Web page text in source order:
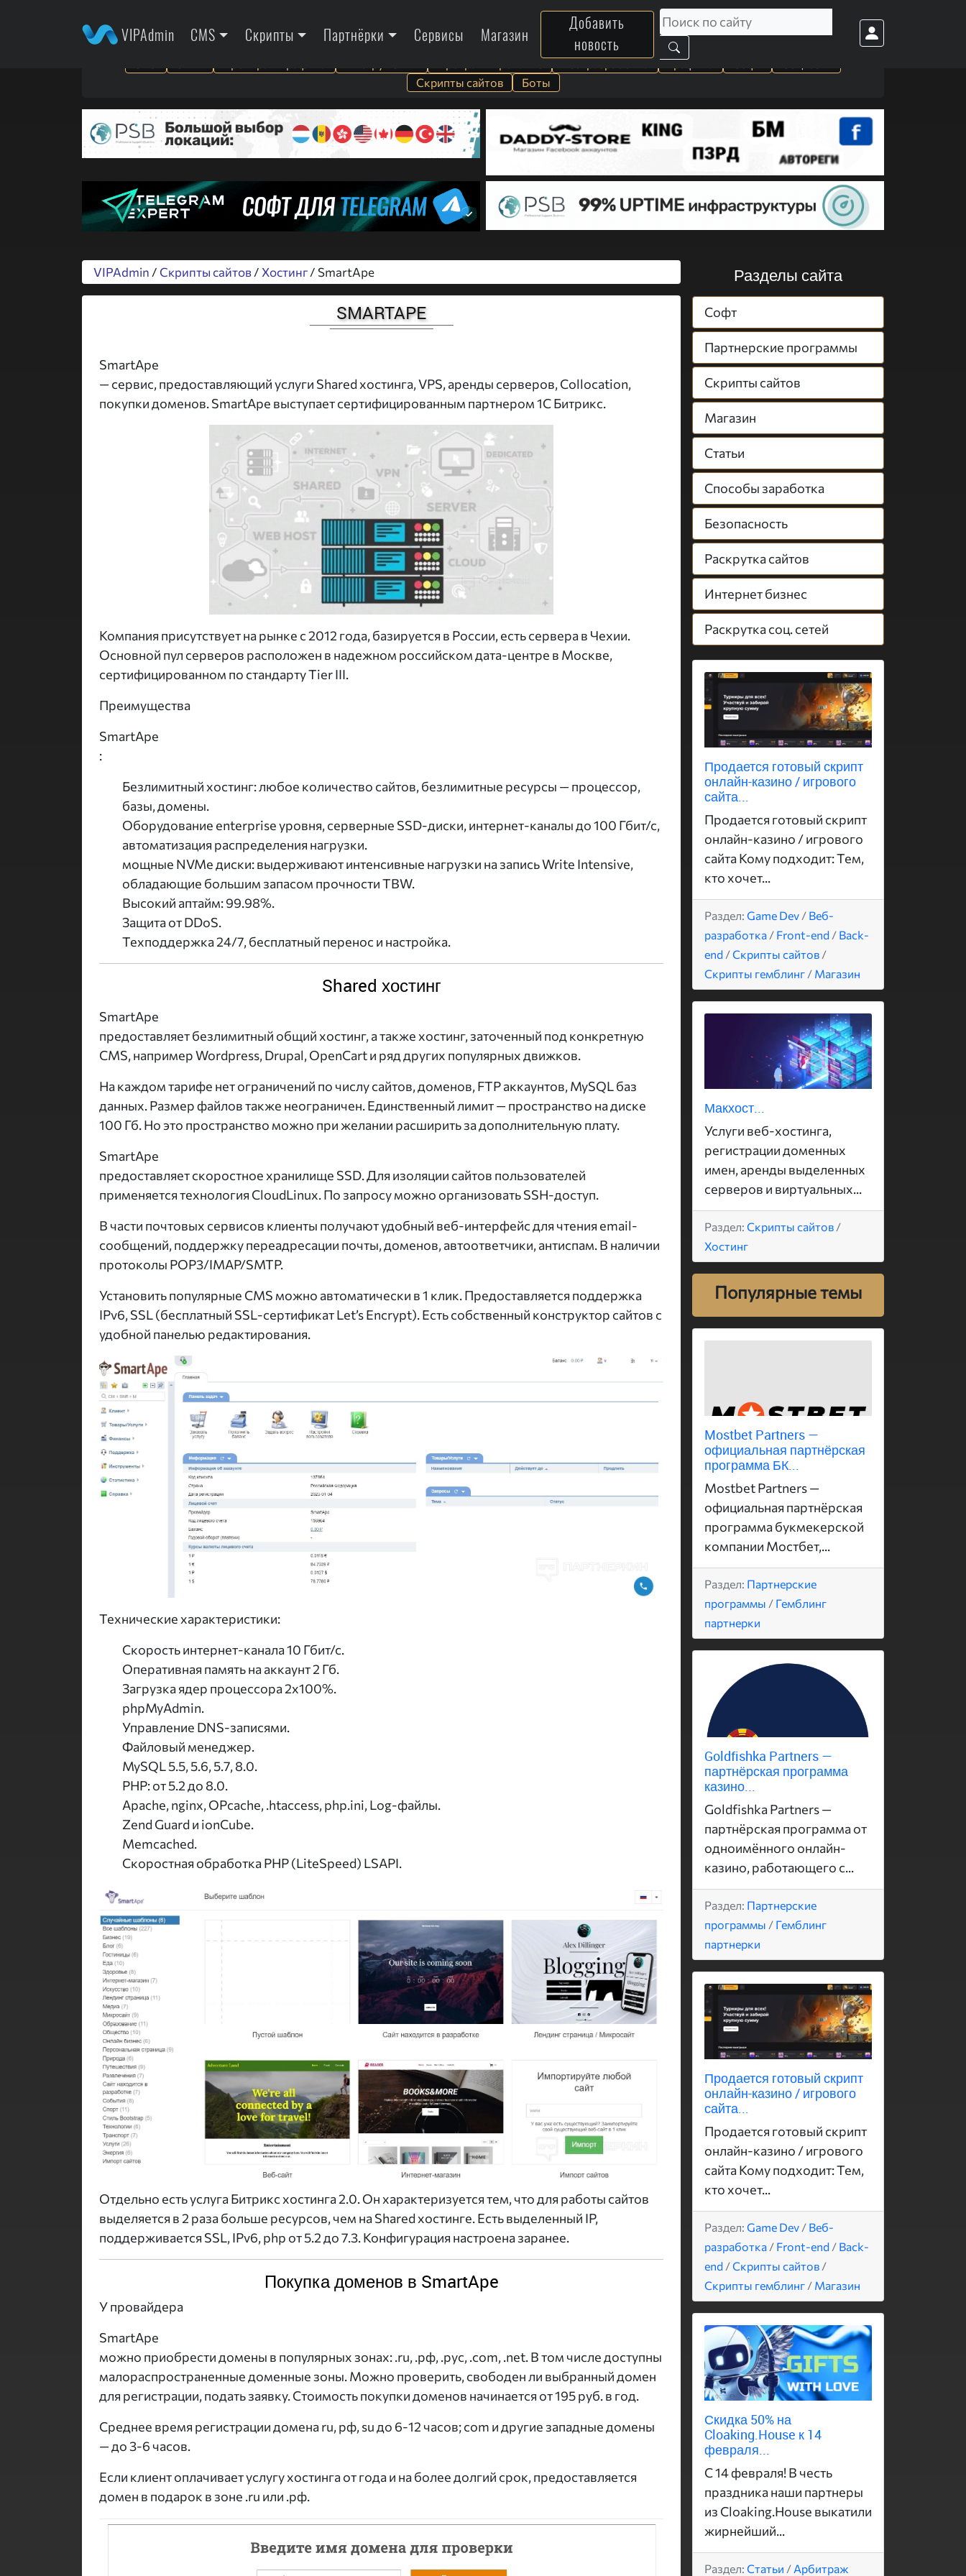
VIPAdmin CMS Скрипты Партнёрки Сервисы Магазин
Добавить
новость
Графика
Скрипты сайтов
Боты
VIPAdmin / Скрипты сайтов/ Хостинг/ SmartApe
SMARTAPE
SmartApe
— сервис, предоставляющий услуги Shared хостинга, VPS, аренды серверов, Collocation,
покупки доменов. SmartApe выступает сертифицированным партнером 1С Битрикс.
Компания присутствует на рынке с 2012 года, базируется в России, есть сервера в Чехии.
Основной пул серверов расположен в надежном российском дата-центре в Москве,
сертифицированном по стандарту Tier III.
Преимущества
SmartApe
:
Безлимитный хостинг: любое количество сайтов, безлимитные ресурсы — процессор,
базы, домены.
Оборудование enterprise уровня, серверные SSD-диски, интернет-каналы до 100 Гбит/с,
автоматизация распределения нагрузки.
мощные NVMe диски: выдерживают интенсивные нагрузки на запись Write Intensive,
обладающие большим запасом прочности TBW.
Высокий аптайм: 99.98%.
Защита от DDoS.
Техподдержка 24/7, бесплатный перенос и настройка.
Shared хостинг
SmartApe
предоставляет безлимитный общий хостинг, а также хостинг, заточенный под конкретную
CMS, например Wordpress, Drupal, OpenCart и ряд других популярных движков.
На каждом тарифе нет ограничений по числу сайтов, доменов, FTP аккаунтов, MySQL баз
данных. Размер файлов также неограничен. Единственный лимит — пространство на диске
100 Гб. Но это пространство можно при желании расширить за дополнительную плату.
SmartApe
предоставляет скоростное хранилище SSD. Для изоляции сайтов пользователей
применяется технология CloudLinux. По запросу можно организовать SSH-доступ.
В части почтовых сервисов клиенты получают удобный веб-интерфейс для чтения email-
сообщений, поддержку переадресации почты, доменов, автоответчики, антиспам. В наличии
протоколы POP3/IMAP/SMTP.
Установить популярные CMS можно автоматически в 1 клик. Предоставляется поддержка
IPv6, SSL (бесплатный SSL-сертификат Let’s Encrypt). Есть собственный конструктор сайтов с
удобной панелью редактирования.
Технические характеристики:
Скорость интернет-канала 10 Гбит/с.
Оперативная память на аккаунт 2 Гб.
Загрузка ядер процессора 2x100%.
phpMyAdmin.
Управление DNS-записями.
Файловый менеджер.
MySQL 5.5, 5.6, 5.7, 8.0.
PHP: от 5.2 до 8.0.
Apache, nginx, OPcache, .htaсcess, php.ini, Log-файлы.
Zend Guard и ionCube.
Memcached.
Скоростная обработка PHP (LiteSpeed) LSAPI.
Отдельно есть услуга Битрикс хостинга 2.0. Он характеризуется тем, что для работы сайтов
выделяется в 2 раза больше ресурсов, чем на Shared хостинге. Есть выделенный IP,
поддерживается SSL, IPv6, php от 5.2 до 7.3. Конфигурация настроена заранее.
Покупка доменов в SmartApe
У провайдера
SmartApe
можно приобрести домены в популярных зонах: .ru, .рф, .рус, .com, .net. В том числе доступны
малораспространенные доменные зоны. Можно проверить, свободен ли выбранный домен
для регистрации, подать заявку. Стоимость покупки доменов начинается от 195 руб. в год.
Среднее время регистрации домена ru, рф, su до 6-12 часов; com и другие западные домены
— до 3-6 часов.
Если клиент оплачивает услугу хостинга от года и на более долгий срок, предоставляется
домен в подарок в зоне .ru или .рф.
Разделы сайта
Софт
Партнерские программы
Скрипты сайтов
Магазин
Статьи
Способы заработка
Безопасность
Раскрутка сайтов
Интернет бизнес
Раскрутка соц. сетей
Продается готовый скрипт
онлайн-казино / игрового
сайта...
Продается готовый скрипт
онлайн-казино / игрового
сайта Кому подходит: Тем,
кто хочет...
Раздел: Game Dev / Веб-
разработка / Front-end / Back-
end /Скрипты сайтов /
Скрипты гемблинг / Магазин
Макхост...
Услуги веб-хостинга,
регистрации доменных
имен, аренды выделенных
серверов и виртуальных...
Раздел: Скрипты сайтов /
Хостинг
Популярные темы
Mostbet Partners —
официальная партнёрская
программа БК...
Mostbet Partners —
официальная партнёрская
программа букмекерской
компании Мостбет,...
Раздел: Партнерские
программы / Гемблинг
партнерки
Goldfishka Partners —
партнёрская программа
казино...
Goldfishka Partners —
партнёрская программа от
одноимённого онлайн-
казино, работающего с...
Раздел: Партнерские
программы / Гемблинг
партнерки
Продается готовый скрипт
онлайн-казино / игрового
сайта...
Продается готовый скрипт
онлайн-казино / игрового
сайта Кому подходит: Тем,
кто хочет...
Раздел: Game Dev / Веб-
разработка / Front-end / Back-
end /Скрипты сайтов /
Скрипты гемблинг / Магазин
Скидка 50% на
Cloaking.House к 14
февраля...
С 14 февраля! В честь
праздника наши партнеры
из Cloaking.House выкатили
жирнейший...
Раздел: Статьи / Арбитраж